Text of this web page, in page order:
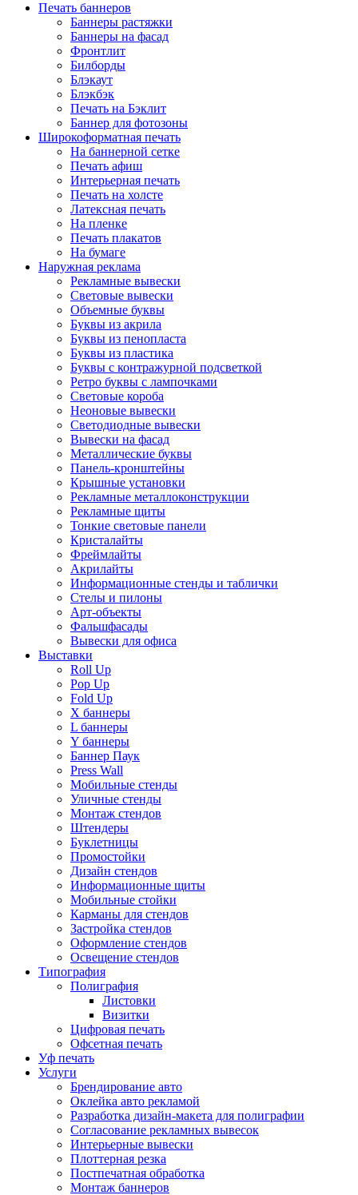
Печать баннеров
Баннеры растяжки
Баннеры на фасад
Фронтлит
Билборды
Блэкаут
Блэкбэк
Печать на Бэклит
Баннер для фотозоны
Широкоформатная печать
На баннерной сетке
Печать афиш
Интерьерная печать
Печать на холсте
Латексная печать
На пленке
Печать плакатов
На бумаге
Наружная реклама
Рекламные вывески
Световые вывески
Объемные буквы
Буквы из акрила
Буквы из пенопласта
Буквы из пластика
Буквы с контражурной подсветкой
Ретро буквы с лампочками
Световые короба
Неоновые вывески
Светодиодные вывески
Вывески на фасад
Металлические буквы
Панель-кронштейны
Крышные установки
Рекламные металлоконструкции
Рекламные щиты
Тонкие световые панели
Кристалайты
Фреймлайты
Акрилайты
Информационные стенды и таблички
Стелы и пилоны
Арт-объекты
Фальшфасады
Вывески для офиса
Выставки
Roll Up
Pop Up
Fold Up
Х баннеры
L баннеры
Y баннеры
Баннер Паук
Press Wall
Мобильные стенды
Уличные стенды
Монтаж стендов
Штендеры
Буклетницы
Промостойки
Дизайн стендов
Информационные щиты
Мобильные стойки
Карманы для стендов
Застройка стендов
Оформление стендов
Освещение стендов
Типография
Полиграфия
Листовки
Визитки
Цифровая печать
Офсетная печать
Уф печать
Услуги
Брендирование авто
Оклейка авто рекламой
Разработка дизайн-макета для полиграфии
Согласование рекламных вывесок
Интерьерные вывески
Плоттерная резка
Постпечатная обработка
Монтаж баннеров